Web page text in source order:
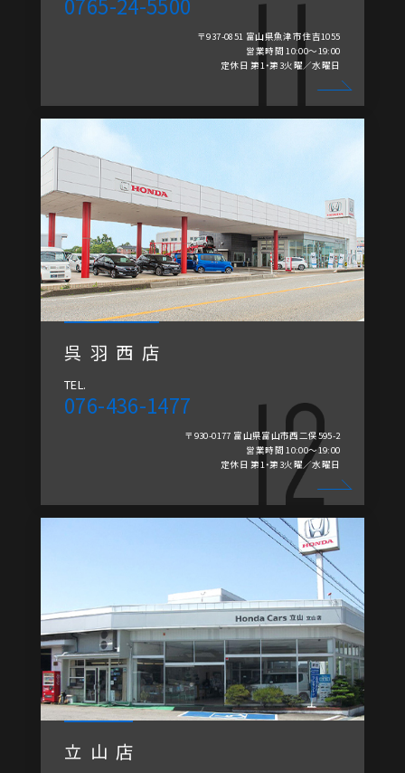
〒937-0851 富山県魚津市住吉1055
営業時間 10:00～19:00
定休日 第1・第3火曜／水曜日
呉羽西店
TEL.
076-436-1477
〒930-0177 富山県富山市西二俣595-2
営業時間 10:00～19:00
定休日 第1・第3火曜／水曜日
立山店